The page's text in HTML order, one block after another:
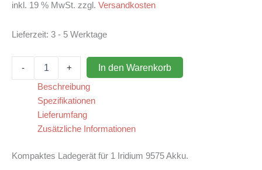
inkl. 19 % MwSt. zzgl. Versandkosten
Lieferzeit: 3 - 5 Werktage
- + In den Warenkorb
Beschreibung
Spezifikationen
Lieferumfang
Zusätzliche Informationen
Kompaktes Ladegerät für 1 Iridium 9575 Akku.